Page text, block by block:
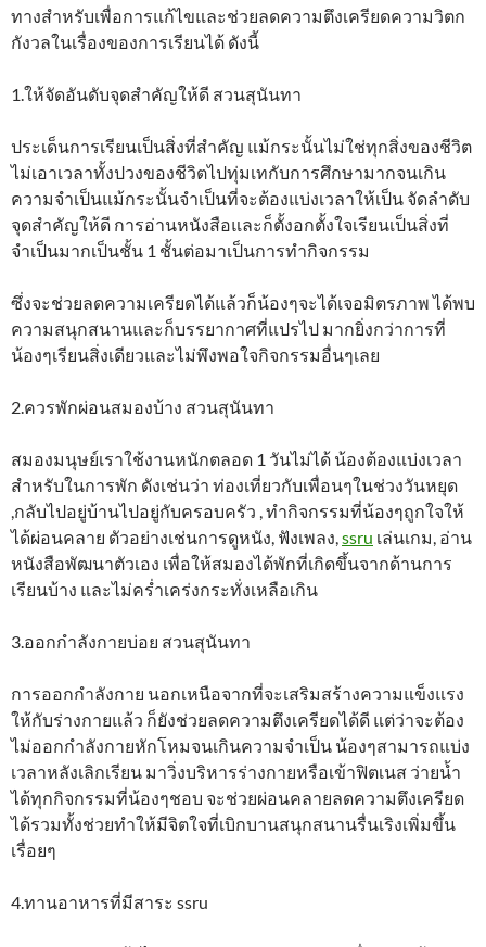
ทางสำหรับเพื่อการแก้ไขและช่วยลดความตึงเครียดความวิตก
กังวลในเรื่องของการเรียนได้ ดังนี้
1.ให้จัดอันดับจุดสำคัญให้ดี สวนสุนันทา
ประเด็นการเรียนเป็นสิ่งที่สำคัญ แม้กระนั้นไม่ใช่ทุกสิ่งของชีวิต
ไม่เอาเวลาทั้งปวงของชีวิตไปทุ่มเทกับการศึกษามากจนเกิน
ความจำเป็นแม้กระนั้นจำเป็นที่จะต้องแบ่งเวลาให้เป็น จัดลำดับ
จุดสำคัญให้ดี การอ่านหนังสือและก็ตั้งอกตั้งใจเรียนเป็นสิ่งที่
จำเป็นมากเป็นชั้น 1 ชั้นต่อมาเป็นการทำกิจกรรม
ซึ่งจะช่วยลดความเครียดได้แล้วก็น้องๆจะได้เจอมิตรภาพ ได้พบ
ความสนุกสนานและก็บรรยากาศที่แปรไป มากยิ่งกว่าการที่
น้องๆเรียนสิ่งเดียวและไม่พึงพอใจกิจกรรมอื่นๆเลย
2.ควรพักผ่อนสมองบ้าง สวนสุนันทา
สมองมนุษย์เราใช้งานหนักตลอด 1 วันไม่ได้ น้องต้องแบ่งเวลา
สำหรับในการพัก ดังเช่นว่า ท่องเที่ยวกับเพื่อนๆในช่วงวันหยุด
,กลับไปอยู่บ้านไปอยู่กับครอบครัว , ทำกิจกรรมที่น้องๆถูกใจให้
ได้ผ่อนคลาย ตัวอย่างเช่นการดูหนัง, ฟังเพลง,ssru เล่นเกม, อ่าน
หนังสือพัฒนาตัวเอง เพื่อให้สมองได้พักที่เกิดขึ้นจากด้านการ
เรียนบ้าง และไม่คร่ำเคร่งกระทั่งเหลือเกิน
3.ออกกำลังกายบ่อย สวนสุนันทา
การออกกำลังกาย นอกเหนือจากที่จะเสริมสร้างความแข็งแรง
ให้กับร่างกายแล้ว ก็ยังช่วยลดความตึงเครียดได้ดี แต่ว่าจะต้อง
ไม่ออกกำลังกายหักโหมจนเกินความจำเป็น น้องๆสามารถแบ่ง
เวลาหลังเลิกเรียน มาวิ่งบริหารร่างกายหรือเข้าฟิตเนส ว่ายน้ำ
ได้ทุกกิจกรรมที่น้องๆชอบ จะช่วยผ่อนคลายลดความตึงเครียด
ได้รวมทั้งช่วยทำให้มีจิตใจที่เบิกบานสนุกสนานรื่นเริงเพิ่มขึ้น
เรื่อยๆ
4.ทานอาหารที่มีสาระ ssru